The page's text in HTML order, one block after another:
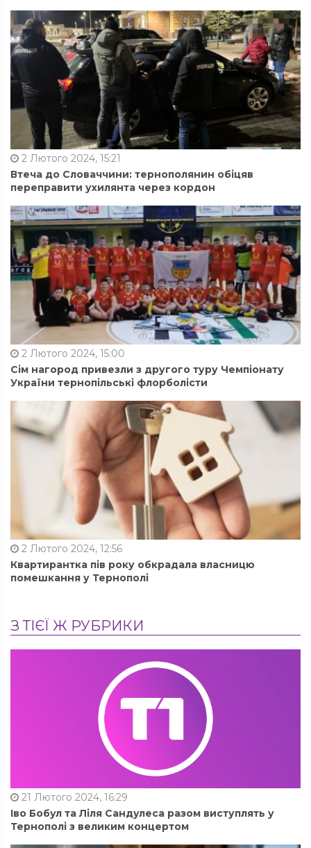
2 Лютого 2024, 15:21
Втеча до Словаччини: тернополянин обіцяв
переправити ухилянта через кордон
2 Лютого 2024, 15:00
Сім нагород привезли з другого туру Чемпіонату
України тернопільські флорболісти
2 Лютого 2024, 12:56
Квартирантка пів року обкрадала власницю
помешкання у Тернополі
З ТІЄЇ Ж РУБРИКИ
21 Лютого 2024, 16:29
Іво Бобул та Ліля Сандулеса разом виступлять у
Тернополі з великим концертом